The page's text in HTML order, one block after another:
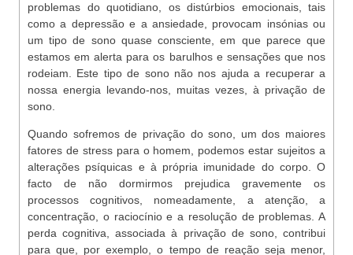
problemas do quotidiano, os distúrbios emocionais, tais
como a depressão e a ansiedade, provocam insónias ou
um tipo de sono quase consciente, em que parece que
estamos em alerta para os barulhos e sensações que nos
rodeiam. Este tipo de sono não nos ajuda a recuperar a
nossa energia levando-nos, muitas vezes, à privação de
sono.
Quando sofremos de privação do sono, um dos maiores
fatores de stress para o homem, podemos estar sujeitos a
alterações psíquicas e à própria imunidade do corpo. O
facto de não dormirmos prejudica gravemente os
processos cognitivos, nomeadamente, a atenção, a
concentração, o raciocínio e a resolução de problemas. A
perda cognitiva, associada à privação de sono, contribui
para que, por exemplo, o tempo de reação seja menor,